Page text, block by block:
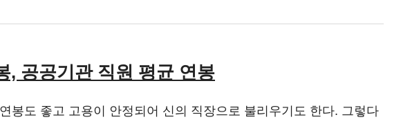
, 공공기관 직원 평균 연봉
봉도 좋고 고용이 안정되어 신의 직장으로 불리우기도 한다. 그렇다